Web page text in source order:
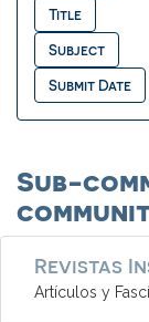
Sub-
Revistas
Artículos y